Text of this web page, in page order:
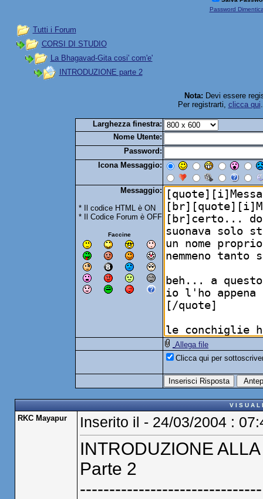
Password
Tutti i Forum
CORSI DI STUDIO
La Bhagavad-Gita cosi' com'e'
INTRODUZIONE parte 2
Nota: Devi essere
Per registrarti, clicca qui
Larghezza finestra:
Nome Utente:
Password:
Icona Messaggio:
Messaggio:
* Il codice HTML è ON
* Il Codice Forum è OFF
Faccine
Allega file
Clicca qui per
V I S U A L
RKC Mayapur Inserito il - 24/03/2004 :
INTRODUZIONE
Parte 2
-------------------------------